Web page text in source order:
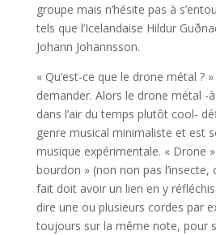
groupe mais n’hésite pas à
tels que l’Icelandaise Hildur
Johann Johannsson.
« Qu’est-ce que le drone métal ?
demander. Alors le drone métal -
dans l’air du temps plutôt cool-
genre musical minimaliste et est
musique expérimentale. « Drone
bourdon » (non non pas l’insecte,
fait doit avoir un lien en y
dire une ou plusieurs cordes par
toujours sur la même note, pour